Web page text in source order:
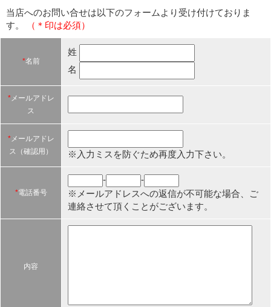
当店へのお問い合せは以下のフォームより受け付けておりま
す。
（＊印は必須）
*名前
姓
名
*メールアドレ
ス
*メールアドレ
ス（確認用）
※入力ミスを防ぐため再度入力下さい。
*電話番号
-
-
※メールアドレスへの返信が不可能な場合、ご
連絡させて頂くことがございます。
内容